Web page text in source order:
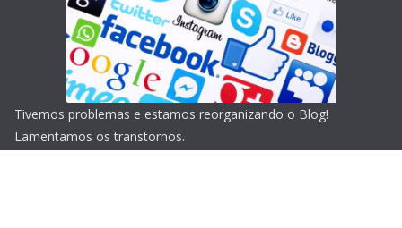
Tivemos problemas e estamos reorganizando o Blog!
Lamentamos os transtornos.